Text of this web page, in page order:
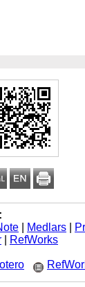
Medlars
RefWorks